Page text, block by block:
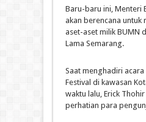
Baru-baru ini, Menteri
akan berencana untuk
aset-aset milik BUMN
Lama Semarang.
Saat menghadiri acara
Festival di kawasan
waktu lalu, Erick
perhatian para